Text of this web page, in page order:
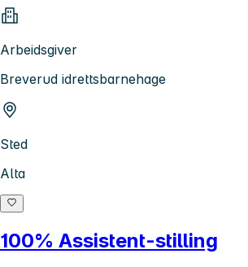
Arbeidsgiver
Breverud idrettsbarnehage
Sted
Alta
100% Assistent-stilling